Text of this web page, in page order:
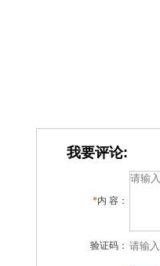
我要评论:
*内 容：
验证码：